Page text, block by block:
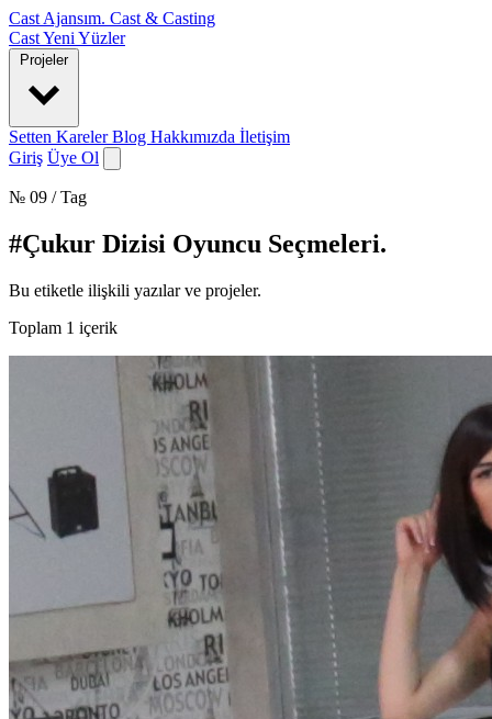
Cast Ajansım. Cast & Casting
CastYeni Yüzler
Projeler
Setten KarelerBlog Hakkımızda İletişim
Giriş Üye Ol
№ 09 / Tag
#Çukur Dizisi Oyuncu Seçmeleri.
Bu etiketle ilişkili yazılar ve projeler.
Toplam 1 içerik